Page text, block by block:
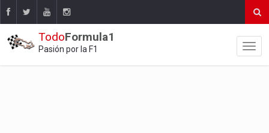
TodoFormula1
Pasión por la F1